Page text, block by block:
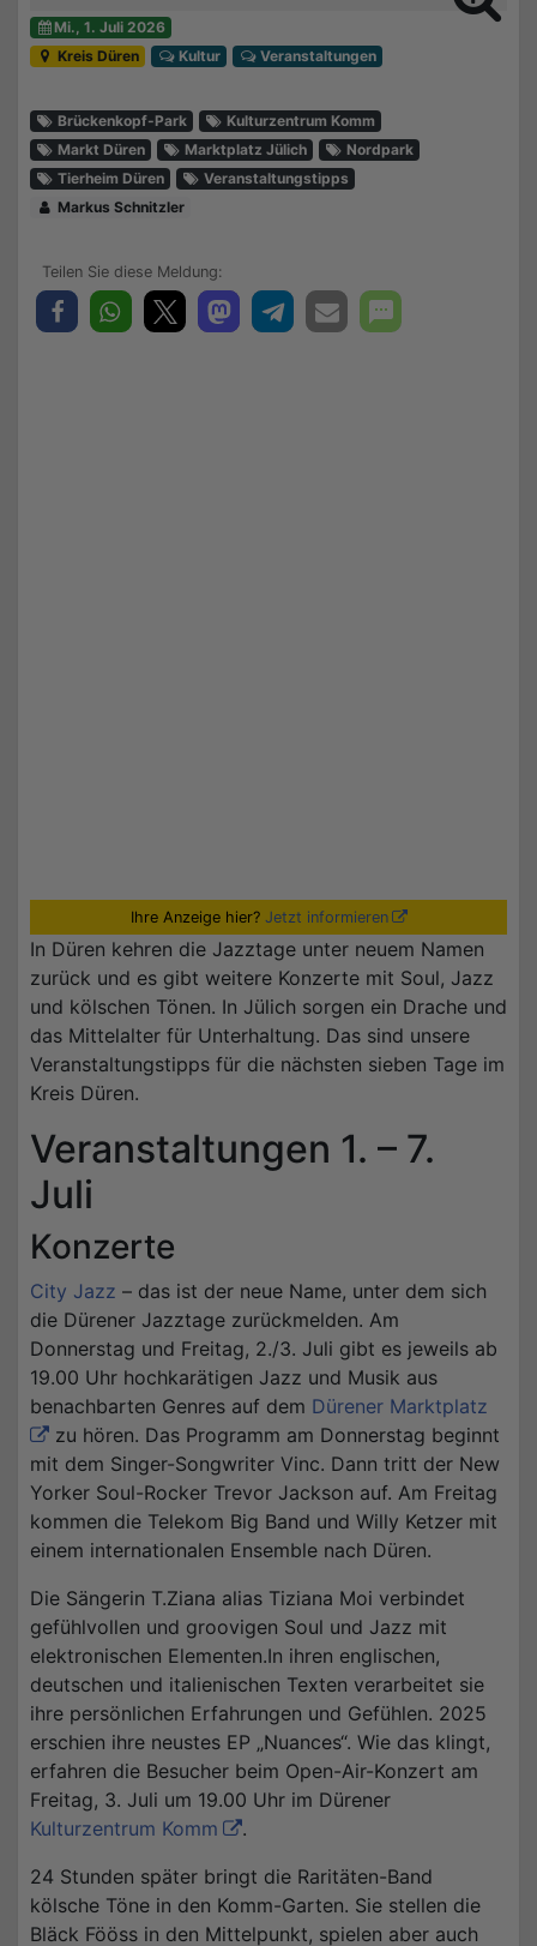
Mi., 1. Juli 2026
Kreis Düren
Kultur Veranstaltungen
Brückenkopf-Park
Kulturzentrum Komm
Markt Düren
Marktplatz Jülich
Nordpark
Tierheim Düren
Veranstaltungstipps
Markus Schnitzler
Ihre Anzeige hier? Jetzt informieren
In Düren kehren die Jazztage unter neuem Namen
zurück und es gibt weitere Konzerte mit Soul, Jazz
und kölschen Tönen. In Jülich sorgen ein Drache und
das Mittelalter für Unterhaltung. Das sind unsere
Veranstaltungstipps für die nächsten sieben Tage im
Kreis Düren.
Veranstaltungen 1. – 7.
Juli
Konzerte
City Jazz – das ist der neue Name, unter dem sich
die Dürener Jazztage zurückmelden. Am
Donnerstag und Freitag, 2./3. Juli gibt es jeweils ab
19.00 Uhr hochkarätigen Jazz und Musik aus
benachbarten Genres auf dem Dürener Marktplatz
zu hören. Das Programm am Donnerstag beginnt
mit dem Singer-Songwriter Vinc. Dann tritt der New
Yorker Soul-Rocker Trevor Jackson auf. Am Freitag
kommen die Telekom Big Band und Willy Ketzer mit
einem internationalen Ensemble nach Düren.
Die Sängerin T.Ziana alias Tiziana Moi verbindet
gefühlvollen und groovigen Soul und Jazz mit
elektronischen Elementen.In ihren englischen,
deutschen und italienischen Texten verarbeitet sie
ihre persönlichen Erfahrungen und Gefühlen. 2025
erschien ihre neustes EP „Nuances“. Wie das klingt,
erfahren die Besucher beim Open-Air-Konzert am
Freitag, 3. Juli um 19.00 Uhr im Dürener
Kulturzentrum Komm
.
24 Stunden später bringt die Raritäten-Band
kölsche Töne in den Komm-Garten. Sie stellen die
Bläck Fööss in den Mittelpunkt, spielen aber auch